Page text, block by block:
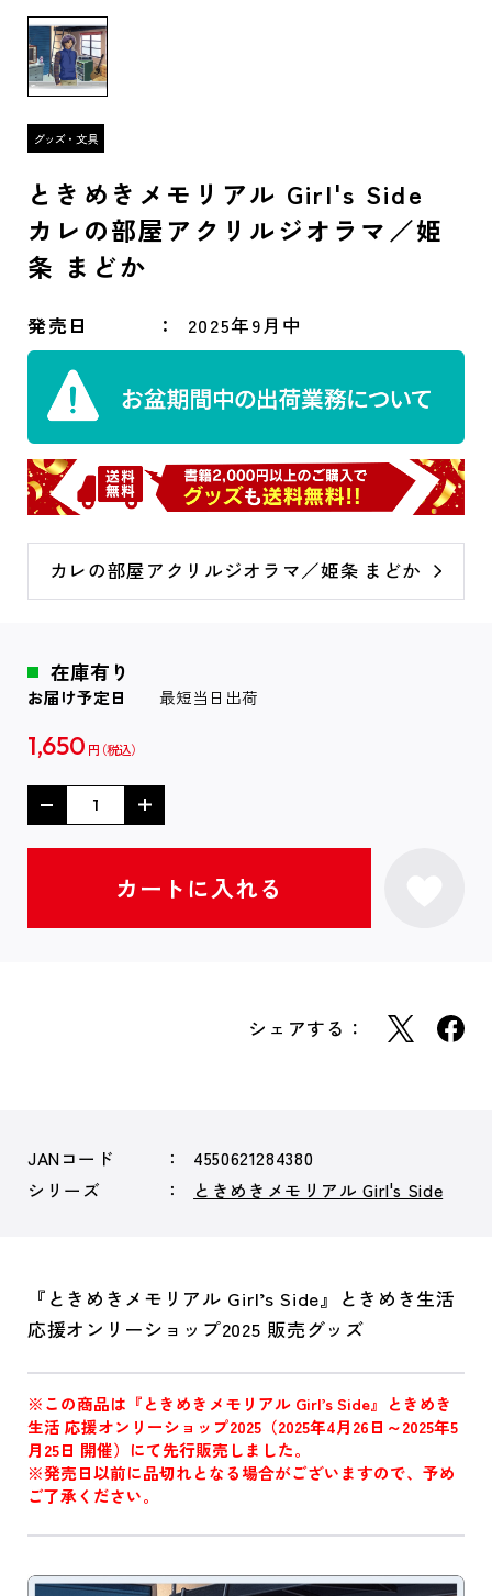
ときめきメモリアル Girl's Side
カレの部屋アクリルジオラマ／姫
条 まどか
発売日 2025年9月中
カレの部屋アクリルジオラマ／姫条 まどか
在庫有り
お届け予定日 最短当日出荷
1,650 円
シェアする：
JANコード
4550621284380
シリーズ
ときめきメモリアル Girl's Side
『ときめきメモリアル Girl’s Side』ときめき生活
応援オンリーショップ2025 販売グッズ
※この商品は『ときめきメモリアル Girl’s Side』ときめき
生活 応援オンリーショップ2025（2025年4月26日～2025年5
月25日 開催）にて先行販売しました。
※発売日以前に品切れとなる場合がございますので、予め
ご了承ください。